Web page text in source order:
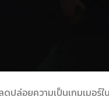
ปล่อยความเป็นเกมเมอร์